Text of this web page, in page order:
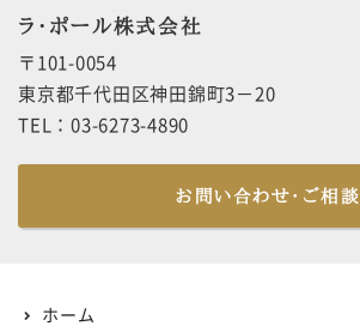
ラ・ポール株式会社
〒101-0054
東京都千代田区神田錦町3－20
TEL：03-6273-4890
お問い合わせ・ご相談
ホーム